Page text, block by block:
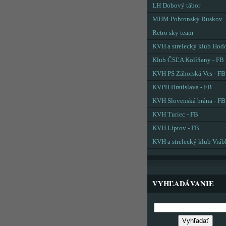
LH Dobový tábor
MHM Pohronský Ruskov
Retro sky team
KVH a strelecký klub
Klub ČSĽA Kolíňany - FB
KVH PS Záhorská Ves - FB
KVPH Bratislava - FB
KVH Slovenská brána - FB
KVH Turiec - FB
KVH Liptov - FB
KVH a strelecký klub
VYHĽADÁVANIE